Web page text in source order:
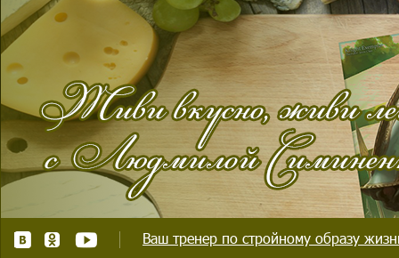
Ваш тренер по стройному образу